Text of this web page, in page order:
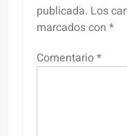
publicada. Los
marcados con *
Comentario*